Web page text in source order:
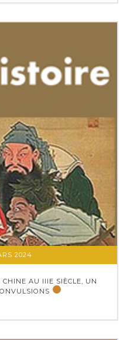
2024
AU IIIE SIÈCLE, UN